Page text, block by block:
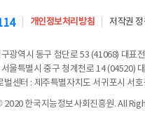
개인정보처리방침 저작권 정
구광역시 동구 첨단로 53 (41068) 대표
서울특별시 중구 청계천로 14 (04520)
벌센터 : 제주특별자치도 서귀포시 서
한국지능정보사회진흥원. All